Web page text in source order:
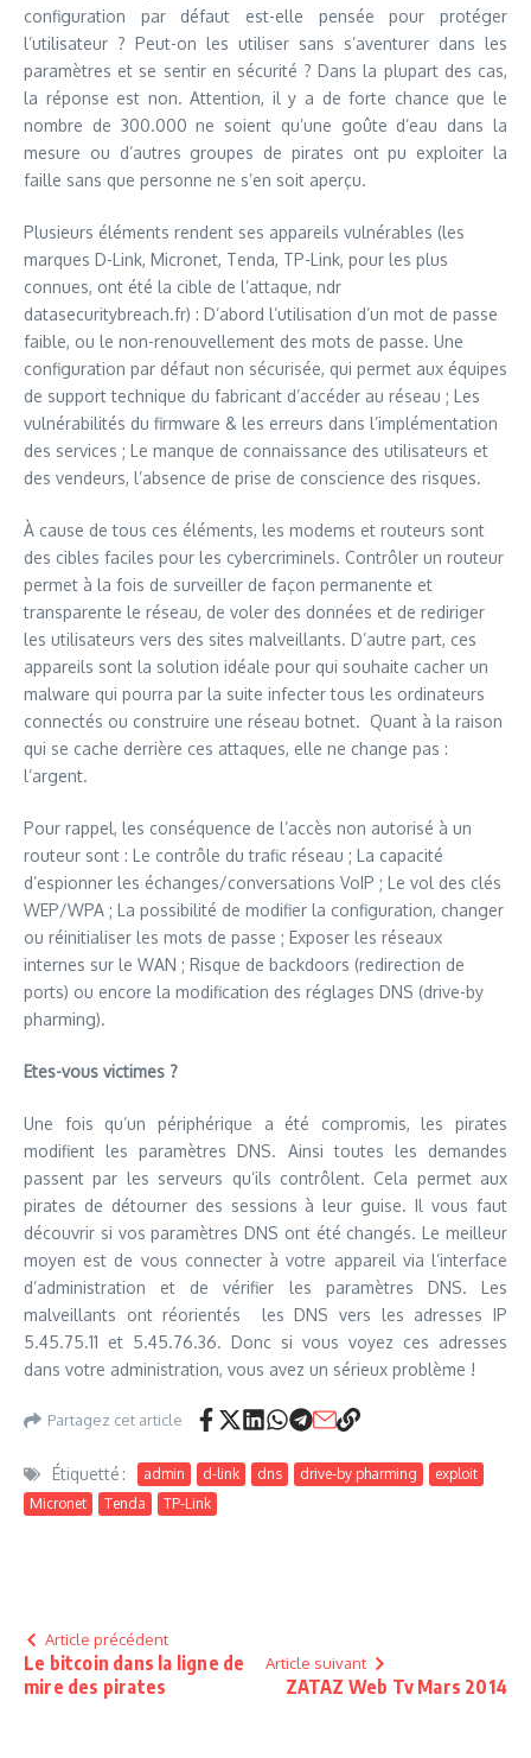
configuration par défaut est-elle pensée pour protéger
l’utilisateur ? Peut-on les utiliser sans s’aventurer dans les
paramètres et se sentir en sécurité ? Dans la plupart des cas,
la réponse est non. Attention, il y a de forte chance que le
nombre de 300.000 ne soient qu’une goûte d’eau dans la
mesure ou d’autres groupes de pirates ont pu exploiter la
faille sans que personne ne s’en soit aperçu.
Plusieurs éléments rendent ses appareils vulnérables (les
marques D-Link, Micronet, Tenda, TP-Link, pour les plus
connues, ont été la cible de l’attaque, ndr
datasecuritybreach.fr) : D’abord l’utilisation d’un mot de passe
faible, ou le non-renouvellement des mots de passe. Une
configuration par défaut non sécurisée, qui permet aux équipes
de support technique du fabricant d’accéder au réseau ; Les
vulnérabilités du firmware & les erreurs dans l’implémentation
des services ; Le manque de connaissance des utilisateurs et
des vendeurs, l’absence de prise de conscience des risques.
À cause de tous ces éléments, les modems et routeurs sont
des cibles faciles pour les cybercriminels. Contrôler un routeur
permet à la fois de surveiller de façon permanente et
transparente le réseau, de voler des données et de rediriger
les utilisateurs vers des sites malveillants. D’autre part, ces
appareils sont la solution idéale pour qui souhaite cacher un
malware qui pourra par la suite infecter tous les ordinateurs
connectés ou construire une réseau botnet. Quant à la raison
qui se cache derrière ces attaques, elle ne change pas :
l’argent.
Pour rappel, les conséquence de l’accès non autorisé à un
routeur sont : Le contrôle du trafic réseau ; La capacité
d’espionner les échanges/conversations VoIP ; Le vol des clés
WEP/WPA ; La possibilité de modifier la configuration, changer
ou réinitialiser les mots de passe ; Exposer les réseaux
internes sur le WAN ; Risque de backdoors (redirection de
ports) ou encore la modification des réglages DNS (drive-by
pharming).
Etes-vous victimes ?
Une fois qu’un périphérique a été compromis, les pirates
modifient les paramètres DNS. Ainsi toutes les demandes
passent par les serveurs qu’ils contrôlent. Cela permet aux
pirates de détourner des sessions à leur guise. Il vous faut
découvrir si vos paramètres DNS ont été changés. Le meilleur
moyen est de vous connecter à votre appareil via l’interface
d’administration et de vérifier les paramètres DNS. Les
malveillants ont réorientés les DNS vers les adresses IP
5.45.75.11 et 5.45.76.36. Donc si vous voyez ces adresses
dans votre administration, vous avez un sérieux problème !
Partagez cet article
Étiquetté : admin d-link dns drive-by pharming
exploit
Micronet
Tenda TP-Link
Article précédent
Le bitcoin dans la ligne de
mire des pirates
Article suivant
ZATAZ Web Tv Mars 2014